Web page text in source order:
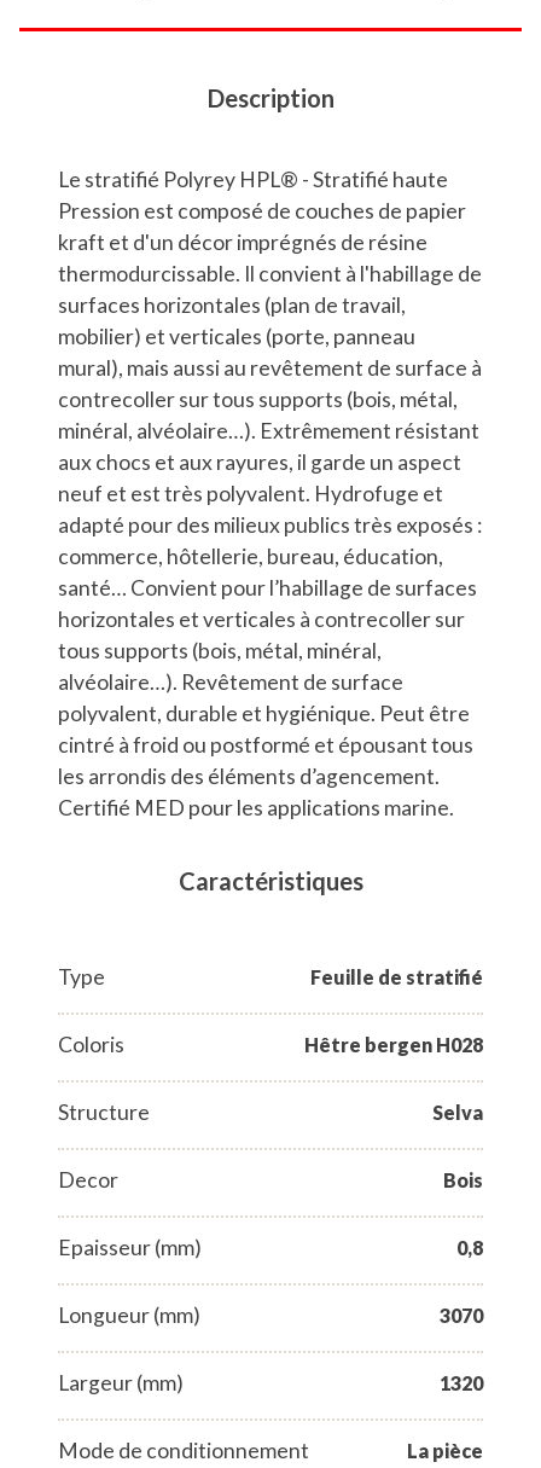
Description
Le stratifié Polyrey HPL® - Stratifié haute
Pression est composé de couches de papier
kraft et d'un décor imprégnés de résine
thermodurcissable. Il convient à l'habillage de
surfaces horizontales (plan de travail,
mobilier) et verticales (porte, panneau
mural), mais aussi au revêtement de surface à
contrecoller sur tous supports (bois, métal,
minéral, alvéolaire…). Extrêmement résistant
aux chocs et aux rayures, il garde un aspect
neuf et est très polyvalent. Hydrofuge et
adapté pour des milieux publics très exposés :
commerce, hôtellerie, bureau, éducation,
santé… Convient pour l’habillage de surfaces
horizontales et verticales à contrecoller sur
tous supports (bois, métal, minéral,
alvéolaire…). Revêtement de surface
polyvalent, durable et hygiénique. Peut être
cintré à froid ou postformé et épousant tous
les arrondis des éléments d’agencement.
Certifié MED pour les applications marine.
Caractéristiques
Type Feuille de stratifié
Coloris Hêtre bergen H028
Structure Selva
Decor Bois
Epaisseur (mm) 0,8
Longueur (mm) 3070
Largeur (mm) 1320
Mode de conditionnement La pièce